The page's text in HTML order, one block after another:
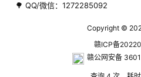
🌳 QQ/微信：1272285092
Copyright ©
赣ICP备
赣公网安备